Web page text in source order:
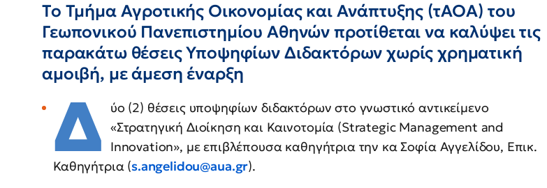
Το Τμήμα Αγροτικής Οικονομίας και Ανάπτυξης (τΑΟΑ) του
Γεωπονικού Πανεπιστημίου Αθηνών προτίθεται να καλύψει τις
παρακάτω θέσεις Υποψηφίων Διδακτόρων χωρίς χρηματική
αμοιβή, με άμεση έναρξη
Δ
ύο (2) θέσεις υποψηφίων διδακτόρων στο γνωστικό αντικείμενο
«Στρατηγική Διοίκηση και Καινοτομία (Strategic Management and
Innovation», με επιβλέπουσα καθηγήτρια την κα Σοφία Αγγελίδου, Επικ.
Καθηγήτρια (s.angelidou@aua.gr).